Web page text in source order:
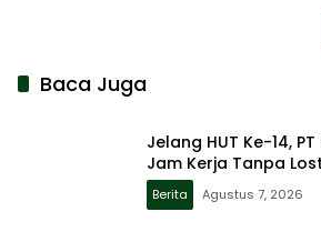
Baca Juga
Jelang HUT Ke-14,
Jam Kerja Tanpa
Berita Agustus 7, 2026